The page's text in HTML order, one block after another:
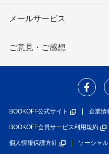
メールサービス
ご意見・ご感想
BOOKOFF公式サイト 企業情
BOOKOFF会員サービス利用規約
個人情報保護方針 ソーシャ